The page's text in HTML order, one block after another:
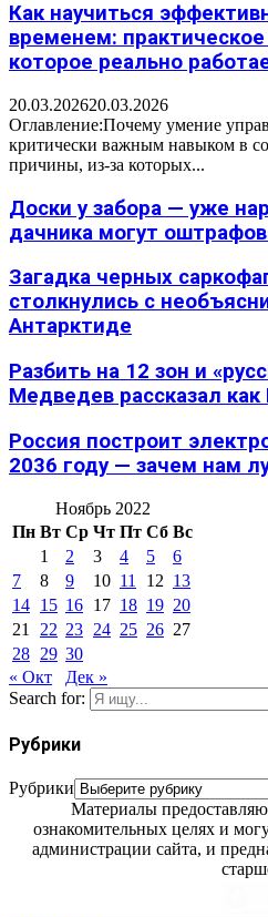
Как научиться
временем: практическое
которое реально
20.03.202620.03.2026
Оглавление:Почему умение
критически важным навыком в
причины, из-за которых...
Доски у забора — уже
дачника могут
Загадка черных
столкнулись с
Антарктиде
Разбить на 12 зон и
Медведев рассказал как
Россия построит
2036 году — зачем нам
Ноябрь 2022
Пн Вт Ср Чт Пт Сб Вс
1
2 3 4 5
6
7
8 9 10 11 12 13
14 15 16 17 18 19 20
21
22 23 24 25 26 27
28 29 30
« Окт
Дек »
Search for:
Рубрики
Рубрики
Материалы
ознакомительных целях и
администрации сайта, и